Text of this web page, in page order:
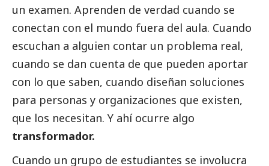
un examen. Aprenden de verdad cuando se
conectan con el mundo fuera del aula. Cuando
escuchan a alguien contar un problema real,
cuando se dan cuenta de que pueden aportar
con lo que saben, cuando diseñan soluciones
para personas y organizaciones que existen,
que los necesitan. Y ahí ocurre algo
transformador.
Cuando un grupo de estudiantes se involucra